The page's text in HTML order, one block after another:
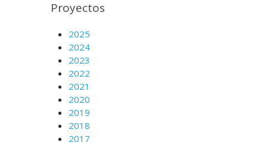
Proyectos
2025
2024
2023
2022
2021
2020
2019
2018
2017